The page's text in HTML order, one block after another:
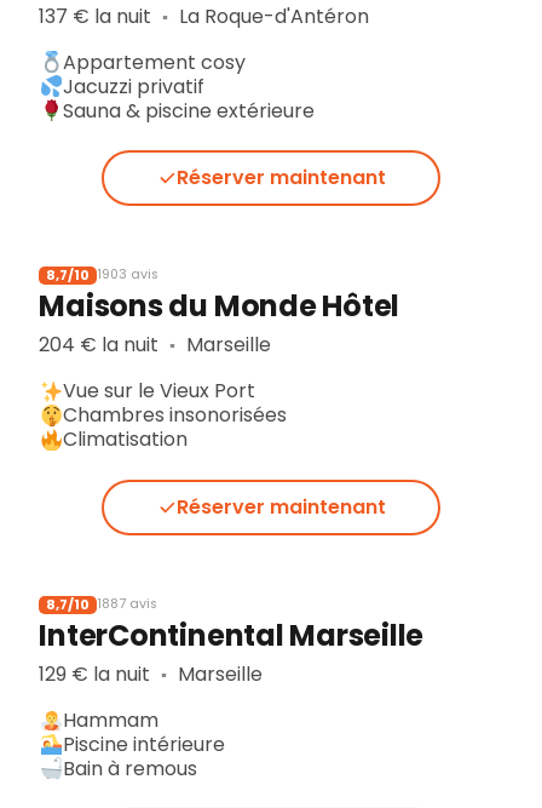
137 € la nuit ▪︎ La Roque-d'Antéron
Appartement cosy
Jacuzzi privatif
Sauna & piscine extérieure
Réserver maintenant
8,7/10 1903 avis
Maisons du Monde Hôtel
204 € la nuit ▪︎ Marseille
Vue sur le Vieux Port
Chambres insonorisées
Climatisation
Réserver maintenant
8,7/10 1887 avis
InterContinental Marseille
129 € la nuit ▪︎ Marseille
Hammam
Piscine intérieure
Bain à remous